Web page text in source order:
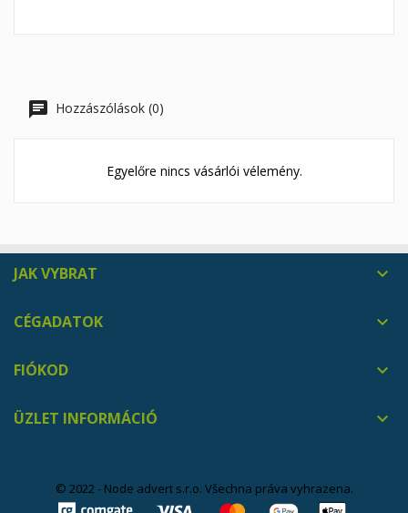
Hozzászólások (0)
Egyelőre nincs vásárlói vélemény.
JAK VYBRAT 
CÉGADATOK 
FIÓKOD 
ÜZLET INFORMÁCIÓ 
© 2022 - Node advert s.r.o. Všechna práva vyhrazena.